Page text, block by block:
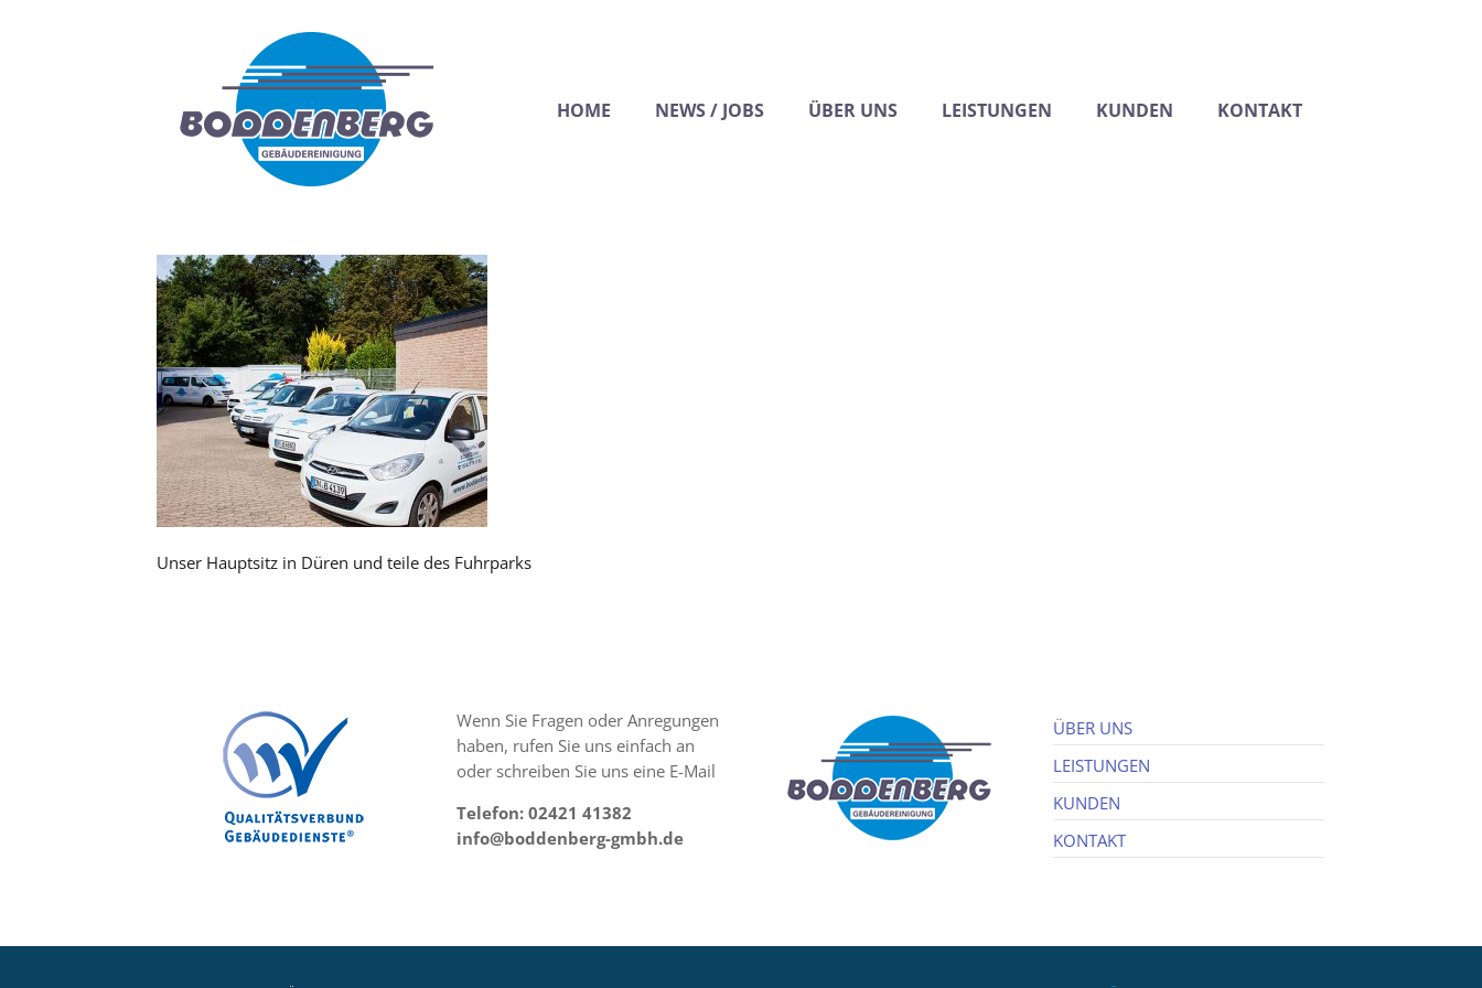
HOME NEWS / JOBS ÜBER UNS LEISTUNGEN KUNDEN KONTAKT
Unser Hauptsitz in Düren und teile des Fuhrparks
Wenn Sie Fragen oder Anregungen
haben, rufen Sie uns einfach an
oder schreiben Sie uns eine E-Mail
Telefon: 02421 41382
info@boddenberg-gmbh.de
ÜBER UNS
LEISTUNGEN
KUNDEN
KONTAKT